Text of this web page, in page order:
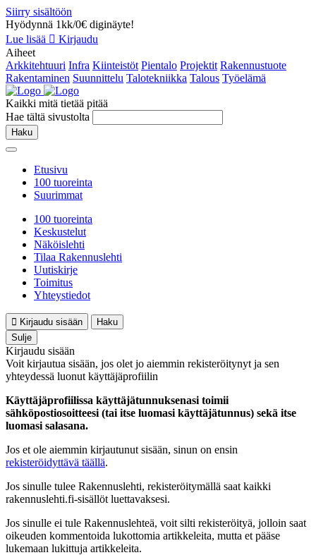
Siirry sisältöön
Hyödynnä 1kk/0€ diginäyte!
Lue lisää
Kirjaudu
Aiheet
Arkkitehtuuri Infra Kiinteistöt Pientalo Projektit Rakennustuote
Rakentaminen Suunnittelu Talotekniikka Talous Työelämä
Kaikki mitä tietää pitää
Hae tältä sivustolta
Haku
Etusivu
100 tuoreinta
Suurimmat
100 tuoreinta
Keskustelut
Näköislehti
Tilaa Rakennuslehti
Uutiskirje
Toimitus
Yhteystiedot
Kirjaudu sisään
Haku
Sulje
Kirjaudu sisään
Voit kirjautua sisään, jos olet jo aiemmin rekisteröitynyt ja sen
yhteydessä luonut käyttäjäprofiilin
Käyttäjäprofiilissa käyttäjätunnuksenasi toimii
sähköpostiosoitteesi (tai itse luomasi käyttäjätunnus) sekä itse
luomasi salasana.
Jos et ole aiemmin kirjautunut sisään, sinun on ensin
rekisteröidyttävä täällä.
Jos sinulle tulee Rakennuslehti, rekisteröitymällä saat kaikki
rakennuslehti.fi-sisällöt luettavaksesi.
Jos sinulle ei tule Rakennuslehteä, voit silti rekisteröityä, jolloin saat
oikeuden kommentoida lukottomia artikkeleita, mutta et pääse
lukemaan lukittuja artikkeleita.